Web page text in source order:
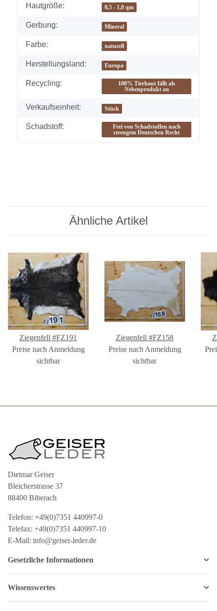
Hautgröße: 0,5 - 1,0 qm
Gerbung: Mineral
Farbe: naturell
Herstellungsland: Europa
Recycling:
100% Tierhaut fällt als
Nebenprodukt an
Verkaufseinheit: Stück
Schadstoff:
Frei von Schadstoffen nach
strengem Deutschen Recht
Ähnliche Artikel
Ziegenfell #FZ191
Preise nach Anmeldung
sichtbar
Ziegenfell #FZ158
Preise nach Anmeldung
sichtbar
Dietmar Geiser
Bleicherstrasse 37
88400 Biberach
Telefon: +49(0)7351 440997-0
Telefax: +49(0)7351 440997-10
E-Mail: info@geiser-leder.de
Gesetzliche Informationen
Wissenswertes